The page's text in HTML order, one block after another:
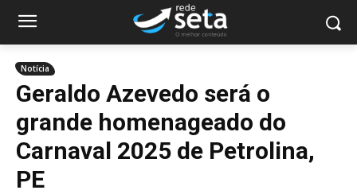
Notícia
Geraldo Azevedo será o
grande homenageado do
Carnaval 2025 de Petrolina,
PE